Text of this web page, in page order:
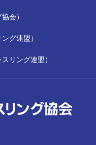
会）
グ連盟）
リング連盟）